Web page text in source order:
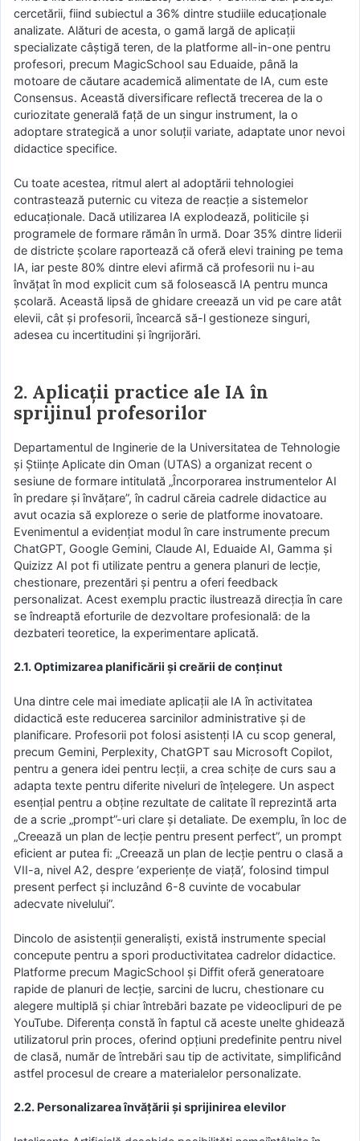
cercetării, fiind subiectul a 36% dintre studiile educaționale
analizate. Alături de acesta, o gamă largă de aplicații
specializate câștigă teren, de la platforme all-in-one pentru
profesori, precum MagicSchool sau Eduaide, până la
motoare de căutare academică alimentate de IA, cum este
Consensus. Această diversificare reflectă trecerea de la o
curiozitate generală față de un singur instrument, la o
adoptare strategică a unor soluții variate, adaptate unor nevoi
didactice specifice.
Cu toate acestea, ritmul alert al adoptării tehnologiei
contrastează puternic cu viteza de reacție a sistemelor
educaționale. Dacă utilizarea IA explodează, politicile și
programele de formare rămân în urmă. Doar 35% dintre liderii
de districte școlare raportează că oferă elevi training pe tema
IA, iar peste 80% dintre elevi afirmă că profesorii nu i-au
învățat în mod explicit cum să folosească IA pentru munca
școlară. Această lipsă de ghidare creează un vid pe care atât
elevii, cât și profesorii, încearcă să-l gestioneze singuri,
adesea cu incertitudini și îngrijorări.
2. Aplicații practice ale IA în
sprijinul profesorilor
Departamentul de Inginerie de la Universitatea de Tehnologie
și Științe Aplicate din Oman (UTAS) a organizat recent o
sesiune de formare intitulată „Încorporarea instrumentelor AI
în predare și învățare”, în cadrul căreia cadrele didactice au
avut ocazia să exploreze o serie de platforme inovatoare.
Evenimentul a evidențiat modul în care instrumente precum
ChatGPT, Google Gemini, Claude AI, Eduaide AI, Gamma și
Quizizz AI pot fi utilizate pentru a genera planuri de lecție,
chestionare, prezentări și pentru a oferi feedback
personalizat. Acest exemplu practic ilustrează direcția în care
se îndreaptă eforturile de dezvoltare profesională: de la
dezbateri teoretice, la experimentare aplicată.
2.1. Optimizarea planificării și creării de conținut
Una dintre cele mai imediate aplicații ale IA în activitatea
didactică este reducerea sarcinilor administrative și de
planificare. Profesorii pot folosi asistenți IA cu scop general,
precum Gemini, Perplexity, ChatGPT sau Microsoft Copilot,
pentru a genera idei pentru lecții, a crea schițe de curs sau a
adapta texte pentru diferite niveluri de înțelegere. Un aspect
esențial pentru a obține rezultate de calitate îl reprezintă arta
de a scrie „prompt”-uri clare și detaliate. De exemplu, în loc de
„Creează un plan de lecție pentru present perfect”, un prompt
eficient ar putea fi: „Creează un plan de lecție pentru o clasă a
VII-a, nivel A2, despre ‘experiențe de viață’, folosind timpul
present perfect și incluzând 6-8 cuvinte de vocabular
adecvate nivelului”.
Dincolo de asistenții generaliști, există instrumente special
concepute pentru a spori productivitatea cadrelor didactice.
Platforme precum MagicSchool și Diffit oferă generatoare
rapide de planuri de lecție, sarcini de lucru, chestionare cu
alegere multiplă și chiar întrebări bazate pe videoclipuri de pe
YouTube. Diferența constă în faptul că aceste unelte ghidează
utilizatorul prin proces, oferind opțiuni predefinite pentru nivel
de clasă, număr de întrebări sau tip de activitate, simplificând
astfel procesul de creare a materialelor personalizate.
2.2. Personalizarea învățării și sprijinirea elevilor